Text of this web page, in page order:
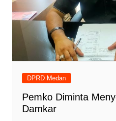
DPRD Medan
Pemko Diminta
Damkar